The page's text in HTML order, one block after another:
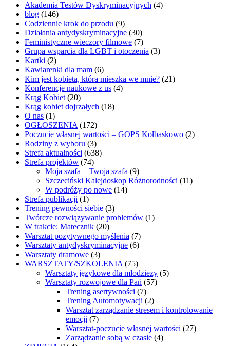
Akademia Testów Dyskryminacyjnych (4)
blog (146)
Codziennie krok do przodu (9)
Działania antydyskryminacyjne (30)
Feministyczne wieczory filmowe (7)
Grupa wsparcia dla LGBT i otoczenia (3)
Kartki (2)
Kawiarenki dla mam (6)
Kim jest kobieta, która mieszka we mnie? (21)
Konferencje naukowe z us (4)
Krąg Kobiet (20)
Krąg kobiet dojrzałych (18)
O nas (1)
OGŁOSZENIA (172)
Poczucie własnej wartości – GOPS Kołbaskowo (2)
Rodziny z wyboru (3)
Strefa aktualności (638)
Strefa projektów (74)
Moja szafa – Twoja szafa (9)
Szczeciński Kalejdoskop Różnorodności (11)
W podróży po nowe (14)
Strefa publikacji (1)
Trening pewności siebie (3)
Twórcze rozwiązywanie problemów (1)
W trakcie: Matecznik (20)
Warsztat pozytywnego myślenia (7)
Warsztaty antydyskryminacyjne (6)
Warsztaty dramowe (3)
WARSZTATY/SZKOLENIA (75)
Warsztaty językowe dla młodziezy (5)
Warsztaty rozwojowe dla Pań (57)
Trening asertywności (7)
Trening Automotywacji (2)
Warsztat zarządzanie stresem i kontrolowanie
emocji (7)
Warsztat-poczucie własnej wartości (27)
Zarządzanie sobą w czasie (4)